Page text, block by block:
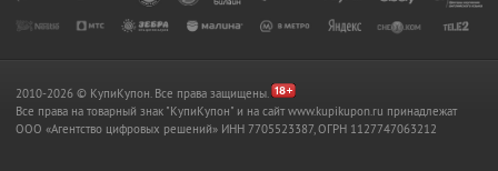
2010-2026 © КупиКупон. Все права защищены.
Все права на товарный знак "КупиКупон" и на сайт www.kupikupon.ru принадлежат
OOO «Агентство цифровых решений» ИНН 7705523387, ОГРН 1127747063212